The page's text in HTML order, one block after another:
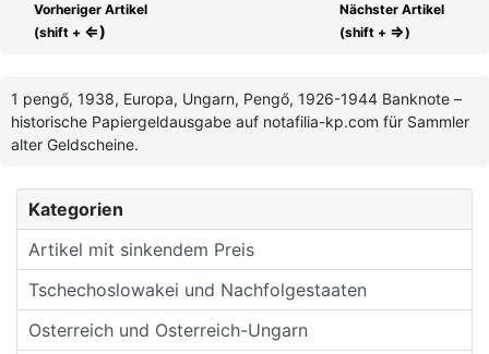
Kategorien
Artikel mit sinkendem Preis
Tschechoslowakei und Nachfolgestaaten
Osterreich und Osterreich-Ungarn
Vorheriger Artikel
(shift + ⇐)
Nächster Artikel
(shift + ⇒)
1 pengő, 1938, Europa, Ungarn, Pengő, 1926-1944 Banknote –
historische Papiergeldausgabe auf notafilia-kp.com für Sammler
alter Geldscheine.